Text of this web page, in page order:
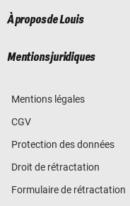
À propos de Louis
Mentions juridiques
Mentions légales
CGV
Protection des données
Droit de rétractation
Formulaire de rétractation